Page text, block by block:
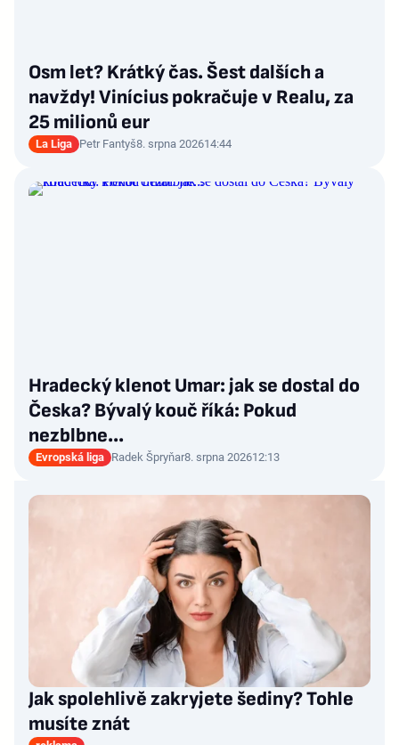
Osm let? Krátký čas. Šest dalších a
navždy! Vinícius pokračuje v Realu, za
25 milionů eur
La Liga Petr Fantyš8. srpna 202614:44
Hradecký klenot Umar: jak se dostal do
Česka? Bývalý kouč říká: Pokud
nezblbne...
Evropská liga Radek Špryňar8. srpna 202612:13
Jak spolehlivě zakryjete šediny? Tohle
musíte znát